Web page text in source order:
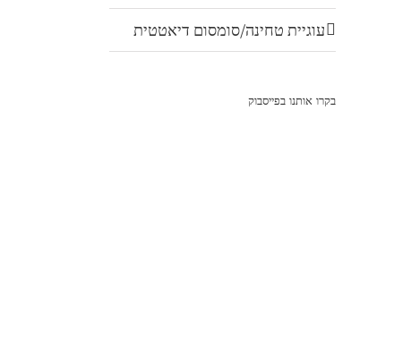
עוגיית טחינה/סומסום דיאטטית
בקרו אותנו בפייסבוק